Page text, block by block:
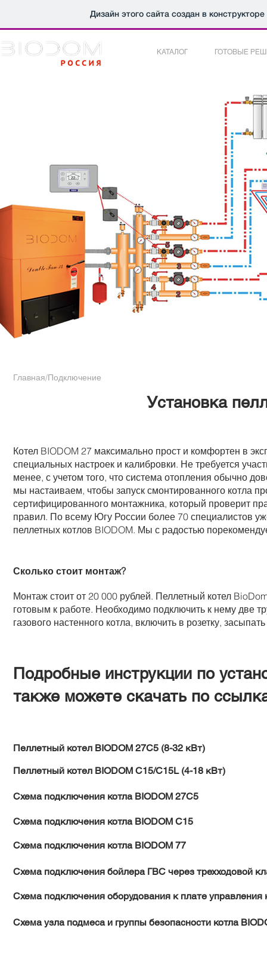
Дизайн этого сайта создан в конструкторе
КАТАЛОГ ГОТОВЫЕ
Главная/Подключение
Установка
Котел BIODOM 27 максимально прост и комфортен в
специальных настроек и калибровки. Не требуется
менее, с учетом того, что система отопления обычно
мы настаиваем, чтобы запуск смонтированного котла
сертифицированного монтажника, который проверит
правил. По всему Югу России более 70 специалистов
пеллетных котлов BIODOM. Мы с радостью
Сколько стоит монтаж?
Монтаж стоит от 20 000 рублей. Пеллетный котел
готовым к работе. Необходимо подключить к нему две
газового настенного котла, включить в розетку,
Подробные инструкции по
также можете скачать по
Пеллетный котел BIODOM 27C5 (8-32 кВт)
Пеллетный котел BIODOM С15/C15L (4-18 кВт)
Схема подключения котла BIODOM 27C5
Схема подключения котла BIODOM C15
Схема подключения котла BIODOM 77
Схема подключения бойлера ГВС через трехходовой
Схема подключения оборудования к плате управления
Схема узла подмеса и группы безопасности котла